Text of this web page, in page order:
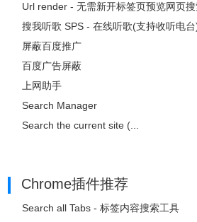
Url render - 无需新开标签页预览网页
搜我听歌 SPS - 在线听歌(支持收听电台
屏蔽百度推广
百度广告屏蔽
上网助手
Search Manager
Search the current site (...
Chrome插件推荐
Search all Tabs - 标签内容搜索工具